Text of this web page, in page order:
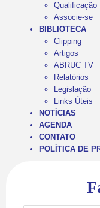
Qualificação
Associe-se
BIBLIOTECA
Clipping
Artigos
ABRUC TV
Relatórios
Legislação
Links Úteis
NOTÍCIAS
AGENDA
CONTATO
POLÍTICA DE